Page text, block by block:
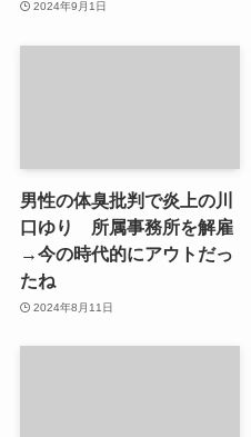
2024年9月1日
男性の体臭批判で炎上の川
口ゆり 所属事務所を解雇
→今の時代的にアウトだっ
たね
2024年8月11日